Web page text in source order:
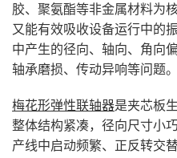
胶、聚氨酯等非金属材料为
又能有效吸收设备运行中的
中产生的径向、轴向、角向
轴承磨损、传动异响等问题。
梅花形弹性联轴器是夹芯板
整体结构紧凑，径向尺寸小
产线中启动频繁、正反转交